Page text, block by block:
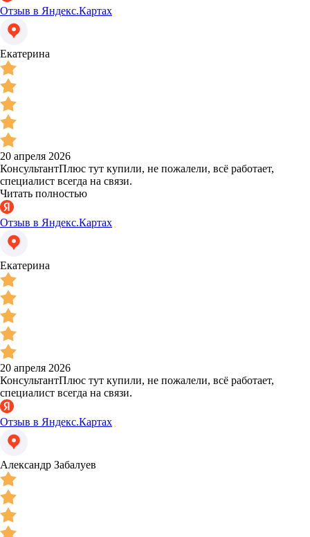
Отзыв в Яндекс.Картах
Екатерина
20 апреля 2026
КонсультантПлюс тут купили, не пожалели, всё работает,
специалист всегда на связи.
Читать полностью
Отзыв в Яндекс.Картах
Екатерина
20 апреля 2026
КонсультантПлюс тут купили, не пожалели, всё работает,
специалист всегда на связи.
Отзыв в Яндекс.Картах
Александр Забалуев